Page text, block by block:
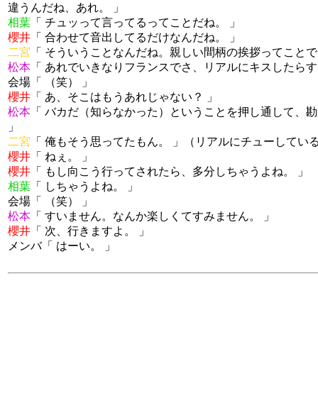
違うんだね、あれ。 」
相葉 「 チュッって言ってるってことだね。 」
櫻井 「 合わせて音出してるだけなんだね。 」
二宮 「 そういうことなんだね。親しい間柄の挨拶ってこと
松本 「 あれでいきなりフランスでさ、リアルにキスしたら
会場「 （笑） 」
櫻井 「 あ、そこはもうあれじゃない？ 」
松本 「 バカだ（知らなかった）ということを押し通して、
」
二宮 「 俺もそう思ってたもん。 」（リアルにチューしてい
櫻井 「 ねぇ。 」
櫻井 「 もし向こう行ってされたら、多分しちゃうよね。 」
相葉 「 しちゃうよね。 」
会場「 （笑） 」
松本 「 すいません。なんか楽しくてすみません。 」
櫻井 「 次、行きますよ。 」
メンバ「 はーい。 」